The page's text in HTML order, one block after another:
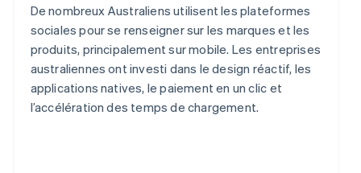
De nombreux Australiens utilisent les plateformes
sociales pour se renseigner sur les marques et les
produits, principalement sur mobile. Les entreprises
australiennes ont investi dans le design réactif, les
applications natives, le paiement en un clic et
l’accélération des temps de chargement.